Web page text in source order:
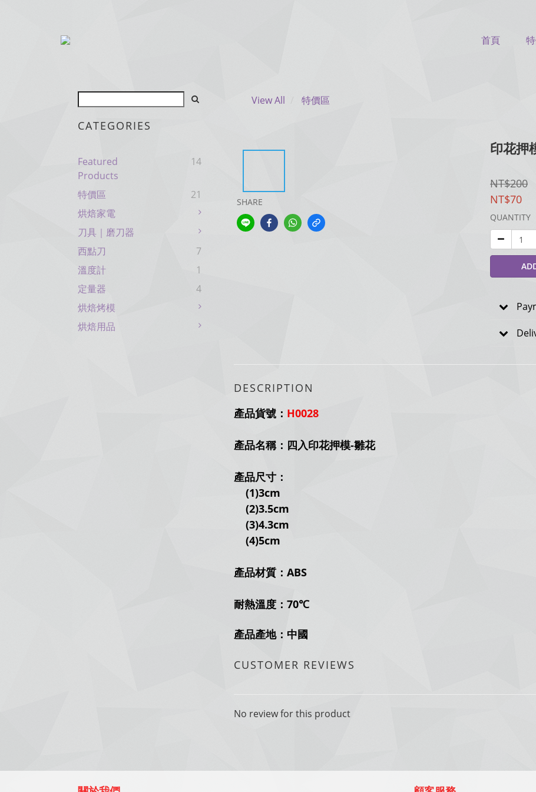
首頁
CATEGORIES
Featured
Products
14
特價區
21
烘焙家電
刀具｜磨刀器
西點刀
7
溫度計
1
定量器
4
烘焙烤模
烘焙用品
View All 特價區
SHARE
印花押
NT$200
NT$70
QUANTITY
DESCRIPTION
產品貨號： H0028
產品名稱：四入印花押模-雛花
產品尺寸：
(1)3cm
(2)3.5cm
(3)4.3cm
(4)5cm
產品材質：ABS
耐熱溫度：70℃
產品產地：中國
CUSTOMER REVIEWS
No review for this product